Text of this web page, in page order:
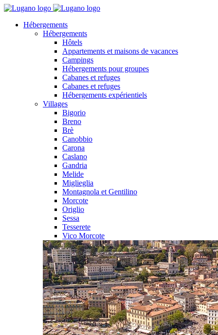
Hébergements
Hébergements
Hôtels
Appartements et maisons de vacances
Campings
Hébergements pour groupes
Cabanes et refuges
Cabanes et refuges
Hébergements expérientiels
Villages
Bigorio
Breno
Brè
Canobbio
Carona
Caslano
Gandria
Melide
Miglieglia
Montagnola et Gentilino
Morcote
Origlio
Sessa
Tesserete
Vico Morcote